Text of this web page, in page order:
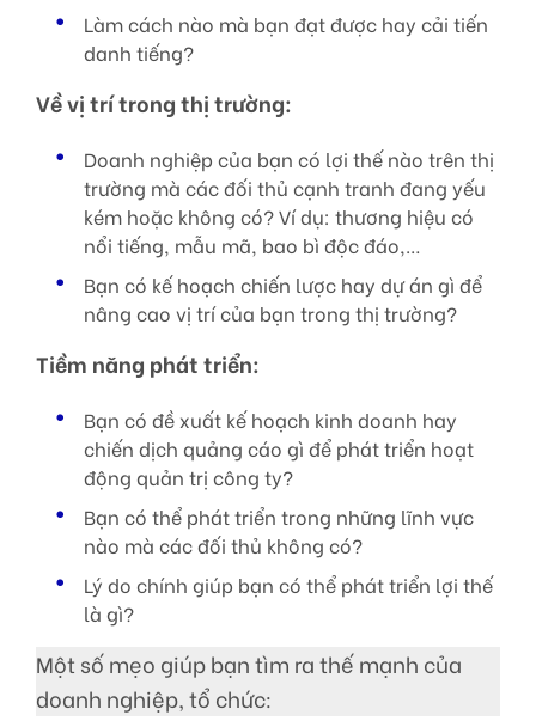
Làm cách nào mà bạn đạt được hay cải tiến
danh tiếng?
Về vị trí trong thị trường:
Doanh nghiệp của bạn có lợi thế nào trên thị
trường mà các đối thủ cạnh tranh đang yếu
kém hoặc không có? Ví dụ: thương hiệu có
nổi tiếng, mẫu mã, bao bì độc đáo,…
Bạn có kế hoạch chiến lược hay dự án gì để
nâng cao vị trí của bạn trong thị trường?
Tiềm năng phát triển:
Bạn có đề xuất kế hoạch kinh doanh hay
chiến dịch quảng cáo gì để phát triển hoạt
động quản trị công ty?
Bạn có thể phát triển trong những lĩnh vực
nào mà các đối thủ không có?
Lý do chính giúp bạn có thể phát triển lợi thế
là gì?
Một số mẹo giúp bạn tìm ra thế mạnh của
doanh nghiệp, tổ chức: